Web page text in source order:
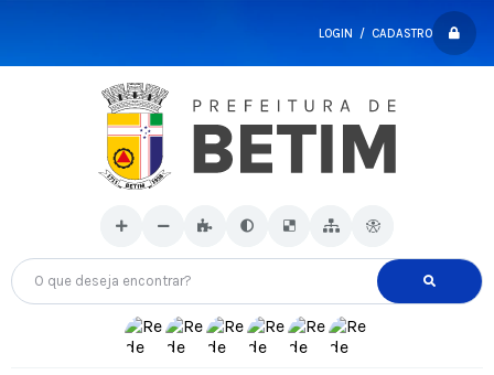
LOGIN / CADASTRO
O que deseja encontrar?